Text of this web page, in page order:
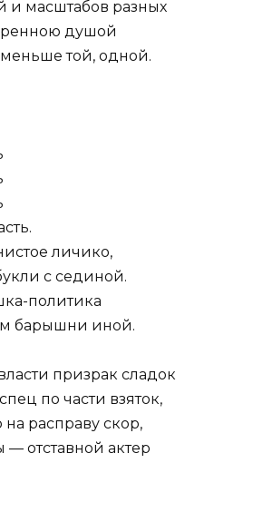
и масштабов разных
душой
той, одной.
личико,
с сединой.
политика
барышни иной.
призрак сладок
по части взяток,
расправу скор,
отставной актер